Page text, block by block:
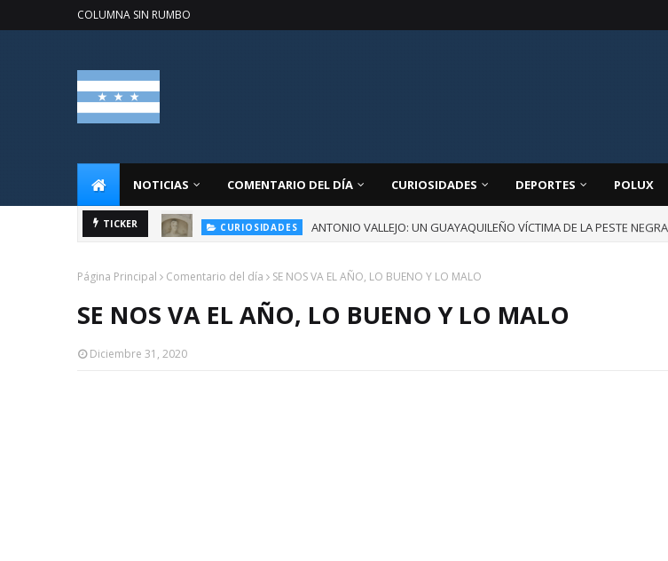
COLUMNA SIN RUMBO
NOTICIAS COMENTARIO DEL DÍA CURIOSIDADES DEPORTES POLUX
TICKER CURIOSIDADES ANTONIO VALLEJO: UN GUAYAQUILEÑO VÍCTIMA DE LA PESTE NEGRA
Página Principal Comentario del día SE NOS VA EL AÑO, LO BUENO Y LO MALO
SE NOS VA EL AÑO, LO BUENO Y LO MALO
Diciembre 31, 2020